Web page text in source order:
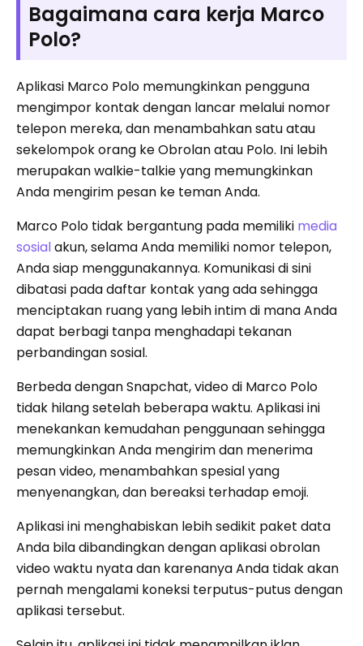
Bagaimana cara kerja Marco
Polo?
Aplikasi Marco Polo memungkinkan pengguna
mengimpor kontak dengan lancar melalui nomor
telepon mereka, dan menambahkan satu atau
sekelompok orang ke Obrolan atau Polo. Ini lebih
merupakan walkie-talkie yang memungkinkan
Anda mengirim pesan ke teman Anda.
Marco Polo tidak bergantung pada memiliki media
sosialakun, selama Anda memiliki nomor telepon,
Anda siap menggunakannya. Komunikasi di sini
dibatasi pada daftar kontak yang ada sehingga
menciptakan ruang yang lebih intim di mana Anda
dapat berbagi tanpa menghadapi tekanan
perbandingan sosial.
Berbeda dengan Snapchat, video di Marco Polo
tidak hilang setelah beberapa waktu. Aplikasi ini
menekankan kemudahan penggunaan sehingga
memungkinkan Anda mengirim dan menerima
pesan video, menambahkan spesial yang
menyenangkan, dan bereaksi terhadap emoji.
Aplikasi ini menghabiskan lebih sedikit paket data
Anda bila dibandingkan dengan aplikasi obrolan
video waktu nyata dan karenanya Anda tidak akan
pernah mengalami koneksi terputus-putus dengan
aplikasi tersebut.